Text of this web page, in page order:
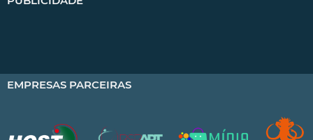
EMPRESAS PARCEIRAS